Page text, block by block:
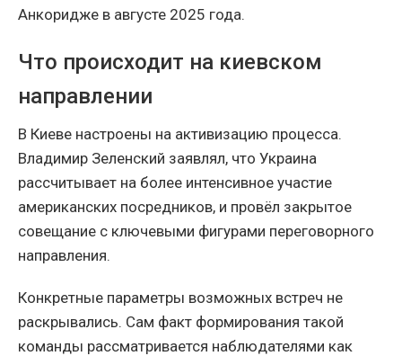
Анкоридже в августе 2025 года.
Что происходит на киевском
направлении
В Киеве настроены на активизацию процесса.
Владимир Зеленский заявлял, что Украина
рассчитывает на более интенсивное участие
американских посредников, и провёл закрытое
совещание с ключевыми фигурами переговорного
направления.
Конкретные параметры возможных встреч не
раскрывались. Сам факт формирования такой
команды рассматривается наблюдателями как